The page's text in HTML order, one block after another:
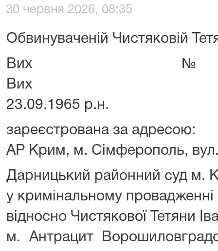
30 червня 2026, 08:35
Обвинуваченій Чистяковій
Вих №
23.09.1965 р.н.
зареєстрована за адресою:
АР Крим, м. Сімферополь,
Дарницький районний суд м.
у кримінальному
відносно Чистякової Тетяни
м. Антрацит